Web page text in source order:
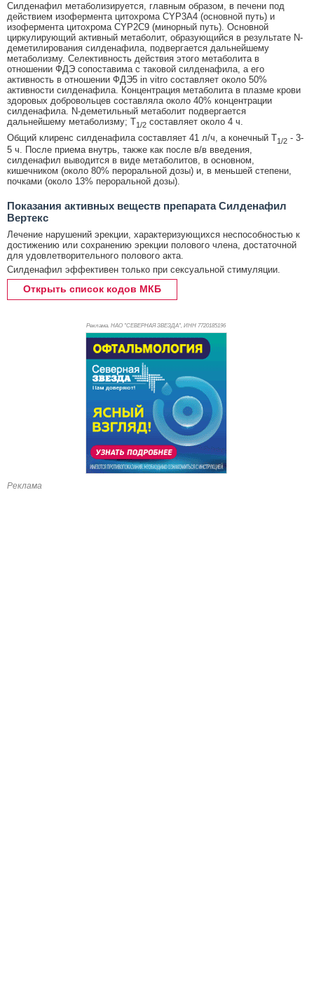
Силденафил метаболизируется, главным образом, в печени под
действием изофермента цитохрома CYP3A4 (основной путь) и
изофермента цитохрома CYP2C9 (минорный путь). Основной
циркулирующий активный метаболит, образующийся в результате N-
деметилирования силденафила, подвергается дальнейшему
метаболизму. Селективность действия этого метаболита в
отношении ФДЭ сопоставима с таковой силденафила, а его
активность в отношении ФДЭ5 in vitro составляет около 50%
активности силденафила. Концентрация метаболита в плазме крови
здоровых добровольцев составляла около 40% концентрации
силденафила. N-деметильный метаболит подвергается
дальнейшему метаболизму; T1/2 составляет около 4 ч.
Общий клиренс силденафила составляет 41 л/ч, а конечный Т1/2 - 3-
5 ч. После приема внутрь, также как после в/в введения,
силденафил выводится в виде метаболитов, в основном,
кишечником (около 80% пероральной дозы) и, в меньшей степени,
почками (около 13% пероральной дозы).
Показания активных веществ препарата Силденафил
Вертекс
Лечение нарушений эрекции, характеризующихся неспособностью к
достижению или сохранению эрекции полового члена, достаточной
для удовлетворительного полового акта.
Силденафил эффективен только при сексуальной стимуляции.
Открыть список кодов МКБ
Реклама. НАО "СЕВЕРНАЯ ЗВЕЗДА", ИНН 7720185196
Реклама